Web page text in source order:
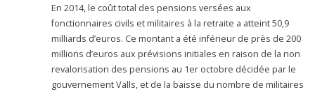
En 2014, le coût total des pensions versées aux
fonctionnaires civils et militaires à la retraite a atteint 50,9
milliards d’euros. Ce montant a été inférieur de près de 200
millions d’euros aux prévisions initiales en raison de la non
revalorisation des pensions au 1er octobre décidée par le
gouvernement Valls, et de la baisse du nombre de militaires